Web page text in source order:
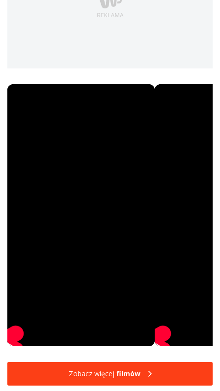
Zobacz więcej filmów